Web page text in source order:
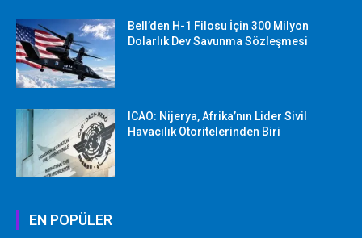
Bell’den H-1 Filosu İçin 300 Milyon
Dolarlık Dev Savunma Sözleşmesi
ICAO: Nijerya, Afrika’nın Lider Sivil
Havacılık Otoritelerinden Biri
EN POPÜLER